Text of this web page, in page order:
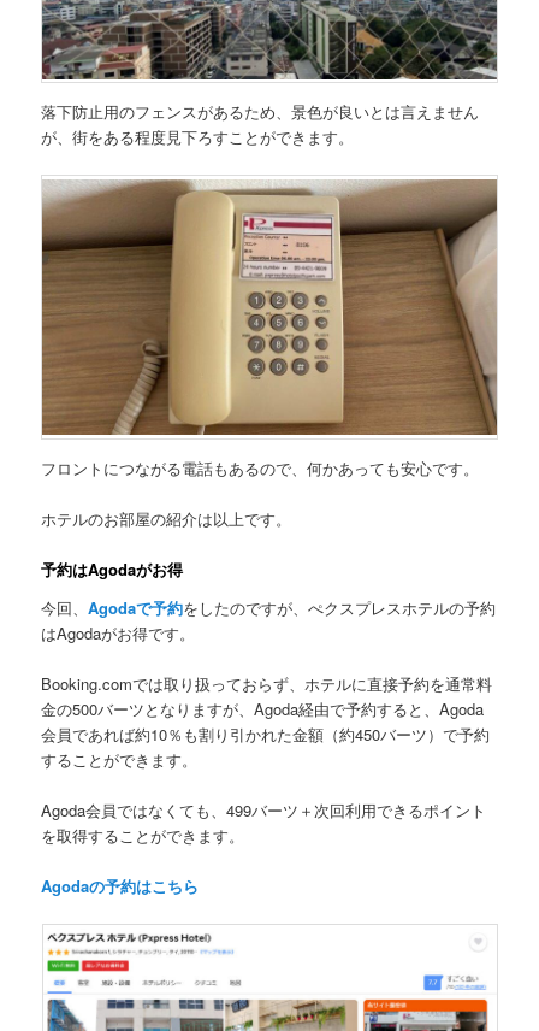
落下防止用のフェンスがあるため、景色が良いとは言えません
が、街をある程度見下ろすことができます。
フロントにつながる電話もあるので、何かあっても安心です。
ホテルのお部屋の紹介は以上です。
予約はAgodaがお得
今回、Agodaで予約をしたのですが、ぺクスプレスホテルの予約
はAgodaがお得です。
Booking.comでは取り扱っておらず、ホテルに直接予約を通常料
金の500バーツとなりますが、Agoda経由で予約すると、Agoda
会員であれば約10％も割り引かれた金額（約450バーツ）で予約
することができます。
Agoda会員ではなくても、499バーツ＋次回利用できるポイント
を取得することができます。
Agodaの予約はこちら